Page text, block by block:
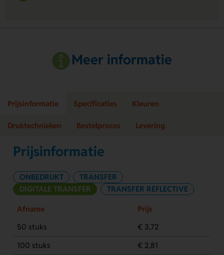
Meer informatie
Prijsinformatie Specificaties Kleuren
Druktechnieken Bestelproces Levering
Prijsinformatie
ONBEDRUKT
TRANSFER
DIGITALE TRANSFER
TRANSFER REFLECTIVE
Afname
Prijs
50 stuks
€ 3,72
100 stuks
€ 2,81